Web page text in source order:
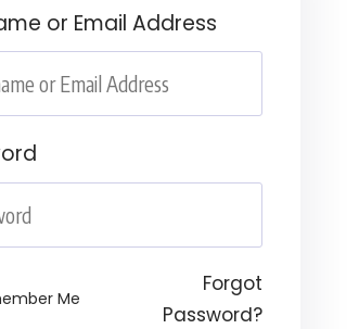
or Email Address
Me
Forgot
Password?